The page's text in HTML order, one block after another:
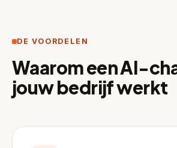
DE VOORDELEN
Waarom een AI-
jouw bedrijf werkt